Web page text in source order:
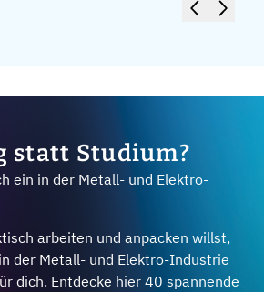
statt Studium?
ein in der Metall- und Elektro-
arbeiten und anpacken willst,
der Metall- und Elektro-Industrie
dich. Entdecke hier 40 spannende